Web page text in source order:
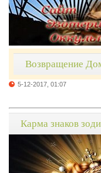
Возвращение
5-12-2017, 01:07
Карма знаков